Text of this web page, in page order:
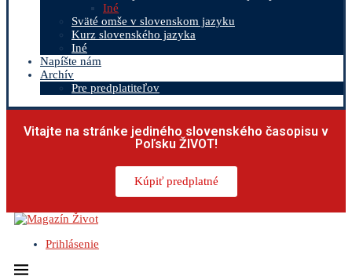
Iné
Sväté omše v slovenskom jazyku
Kurz slovenského jazyka
Iné
Napíšte nám
Archív
Pre predplatiteľov
Vitajte na stránke jediného slovenského časopisu v
Poľsku ŽIVOT!
Kúpiť predplatné
Prihlásenie